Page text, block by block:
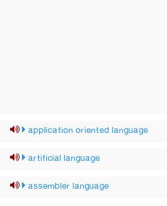
application oriented language
artificial language
assembler language